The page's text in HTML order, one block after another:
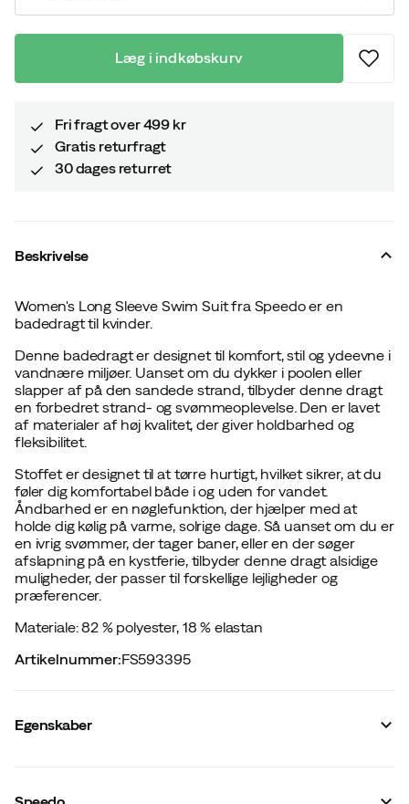
Læg i indkøbskurv
Fri fragt over 499 kr
Gratis returfragt
30 dages returret
Beskrivelse
Women's Long Sleeve Swim Suit fra Speedo er en
badedragt til kvinder.
Denne badedragt er designet til komfort, stil og ydeevne i
vandnære miljøer. Uanset om du dykker i poolen eller
slapper af på den sandede strand, tilbyder denne dragt
en forbedret strand- og svømmeoplevelse. Den er lavet
af materialer af høj kvalitet, der giver holdbarhed og
fleksibilitet.
Stoffet er designet til at tørre hurtigt, hvilket sikrer, at du
føler dig komfortabel både i og uden for vandet.
Åndbarhed er en nøglefunktion, der hjælper med at
holde dig kølig på varme, solrige dage. Så uanset om du er
en ivrig svømmer, der tager baner, eller en der søger
afslapning på en kystferie, tilbyder denne dragt alsidige
muligheder, der passer til forskellige lejligheder og
præferencer.
Materiale: 82 % polyester, 18 % elastan
Artikelnummer:FS593395
Egenskaber